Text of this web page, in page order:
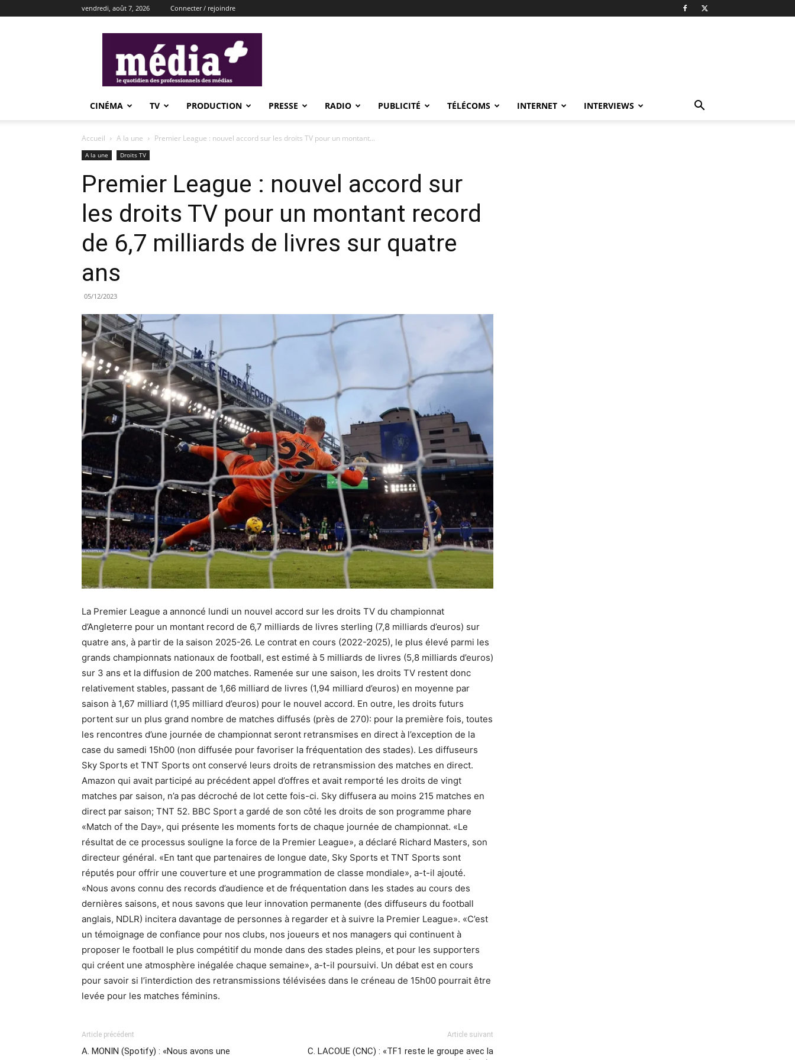
vendredi, août 7, 2026 Connecter / rejoindre
CINÉMA TV PRODUCTION PRESSE RADIO PUBLICITÉ TÉLÉCOMS INTERNET INTERVIEWS
Accueil A la une Premier League : nouvel accord sur les droits TV pour un montant...
A la une Droits TV
Premier League : nouvel accord sur
les droits TV pour un montant record
de 6,7 milliards de livres sur quatre
ans
05/12/2023
La Premier League a annoncé lundi un nouvel accord sur les droits TV du championnat
d’Angleterre pour un montant record de 6,7 milliards de livres sterling (7,8 milliards d’euros) sur
quatre ans, à partir de la saison 2025-26. Le contrat en cours (2022-2025), le plus élevé parmi les
grands championnats nationaux de football, est estimé à 5 milliards de livres (5,8 milliards d’euros)
sur 3 ans et la diffusion de 200 matches. Ramenée sur une saison, les droits TV restent donc
relativement stables, passant de 1,66 milliard de livres (1,94 milliard d’euros) en moyenne par
saison à 1,67 milliard (1,95 milliard d’euros) pour le nouvel accord. En outre, les droits futurs
portent sur un plus grand nombre de matches diffusés (près de 270): pour la première fois, toutes
les rencontres d’une journée de championnat seront retransmises en direct à l’exception de la
case du samedi 15h00 (non diffusée pour favoriser la fréquentation des stades). Les diffuseurs
Sky Sports et TNT Sports ont conservé leurs droits de retransmission des matches en direct.
Amazon qui avait participé au précédent appel d’offres et avait remporté les droits de vingt
matches par saison, n’a pas décroché de lot cette fois-ci. Sky diffusera au moins 215 matches en
direct par saison; TNT 52. BBC Sport a gardé de son côté les droits de son programme phare
«Match of the Day», qui présente les moments forts de chaque journée de championnat. «Le
résultat de ce processus souligne la force de la Premier League», a déclaré Richard Masters, son
directeur général. «En tant que partenaires de longue date, Sky Sports et TNT Sports sont
réputés pour offrir une couverture et une programmation de classe mondiale», a-t-il ajouté.
«Nous avons connu des records d’audience et de fréquentation dans les stades au cours des
dernières saisons, et nous savons que leur innovation permanente (des diffuseurs du football
anglais, NDLR) incitera davantage de personnes à regarder et à suivre la Premier League». «C’est
un témoignage de confiance pour nos clubs, nos joueurs et nos managers qui continuent à
proposer le football le plus compétitif du monde dans des stades pleins, et pour les supporters
qui créent une atmosphère inégalée chaque semaine», a-t-il poursuivi. Un débat est en cours
pour savoir si l’interdiction des retransmissions télévisées dans le créneau de 15h00 pourrait être
levée pour les matches féminins.
Article précédent
A. MONIN (Spotify) : «Nous avons une
Article suivant
C. LACOUE (CNC) : «TF1 reste le groupe avec la